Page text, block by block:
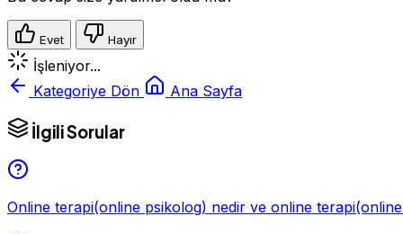
Evet Hayır
İşleniyor...
Kategoriye Dön
Ana Sayfa
İlgili Sorular
Online terapi(online psikolog) nedir ve online terapi(online